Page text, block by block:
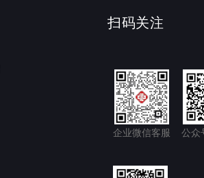
扫码关注
企业微信客服 公众